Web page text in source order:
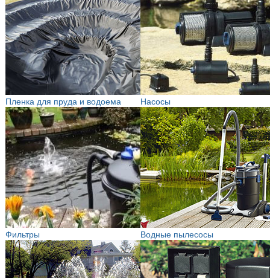
Пленка для пруда и водоема Насосы
Фильтры Водные пылесосы